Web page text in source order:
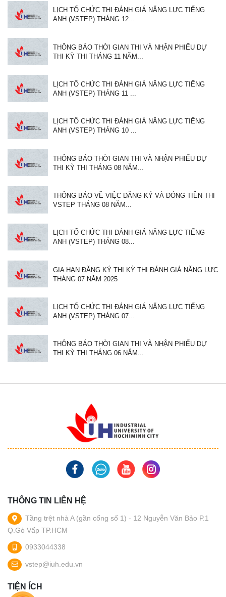
LỊCH TỔ CHỨC THI ĐÁNH GIÁ NĂNG LỰC TIẾNG
ANH (VSTEP) THÁNG 12...
THÔNG BÁO THỜI GIAN THI VÀ NHẬN PHIẾU DỰ
THI KỲ THI THÁNG 11 NĂM...
LỊCH TỔ CHỨC THI ĐÁNH GIÁ NĂNG LỰC TIẾNG
ANH (VSTEP) THÁNG 11 ...
LỊCH TỔ CHỨC THI ĐÁNH GIÁ NĂNG LỰC TIẾNG
ANH (VSTEP) THÁNG 10 ...
THÔNG BÁO THỜI GIAN THI VÀ NHẬN PHIẾU DỰ
THI KỲ THI THÁNG 08 NĂM...
THÔNG BÁO VỀ VIỆC ĐĂNG KÝ VÀ ĐÓNG TIỀN THI
VSTEP THÁNG 08 NĂM...
LỊCH TỔ CHỨC THI ĐÁNH GIÁ NĂNG LỰC TIẾNG
ANH (VSTEP) THÁNG 08...
GIA HẠN ĐĂNG KÝ THI KỲ THI ĐÁNH GIÁ NĂNG LỰC
THÁNG 07 NĂM 2025
LỊCH TỔ CHỨC THI ĐÁNH GIÁ NĂNG LỰC TIẾNG
ANH (VSTEP) THÁNG 07...
THÔNG BÁO THỜI GIAN THI VÀ NHẬN PHIẾU DỰ
THI KỲ THI THÁNG 06 NĂM...
THÔNG TIN LIÊN HỆ
Tầng trệt nhà A (gần cổng số 1) - 12 Nguyễn Văn Bảo P.1
Q.Gò Vấp TP.HCM
0933044338
vstep@iuh.edu.vn
TIỆN ÍCH